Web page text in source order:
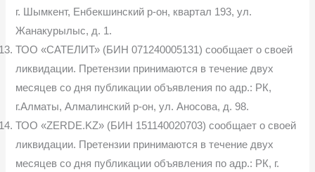
г. Шымкент, Енбекшинский р-он, квартал 193, ул.
Жанакурылыс, д. 1.
ТОО «САТЕЛИТ» (БИН 071240005131) сообщает о своей
ликвидации. Претензии принимаются в течение двух
месяцев со дня публикации объявления по адр.: РК,
г.Алматы, Алмалинский р-он, ул. Аносова, д. 98.
ТОО «ZERDE.KZ» (БИН 151140020703) сообщает о своей
ликвидации. Претензии принимаются в течение двух
месяцев со дня публикации объявления по адр.: РК, г.